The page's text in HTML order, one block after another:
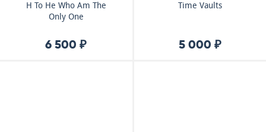
H To He Who Am The
Only One
6 500 ₽
Time Vaults
5 000 ₽